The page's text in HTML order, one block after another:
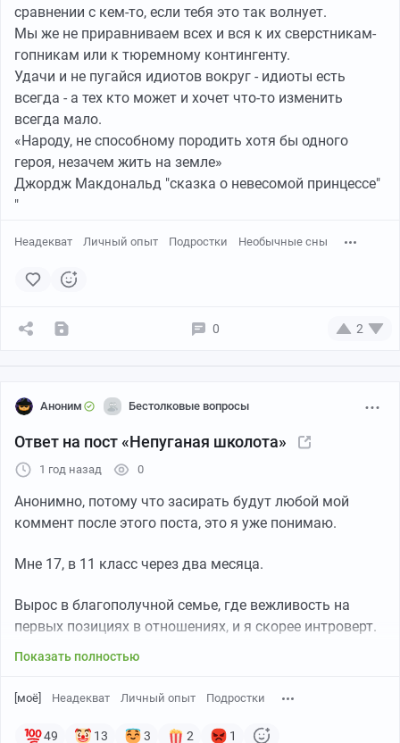
сравнении с кем-то, если тебя это так волнует.
Мы же не приравниваем всех и вся к их сверстникам-
гопникам или к тюремному контингенту.
Удачи и не пугайся идиотов вокруг - идиоты есть
всегда - а тех кто может и хочет что-то изменить
всегда мало.
«Народу, не способному породить хотя бы одного
героя, незачем жить на земле»
Джордж Макдональд "сказка о невесомой принцессе"
"
Неадекват Личный опыт Подростки Необычные сны
0 2
Аноним Бестолковые вопросы
Ответ на пост «Непуганая школота»
1 год назад 0
Анонимно, потому что засирать будут любой мой
коммент после этого поста, это я уже понимаю.
Мне 17, в 11 класс через два месяца.
Вырос в благополучной семье, где вежливость на
первых позициях в отношениях, и я скорее интроверт.
Показать полностью
[моё] Неадекват Личный опыт Подростки
49 13 3 2 1